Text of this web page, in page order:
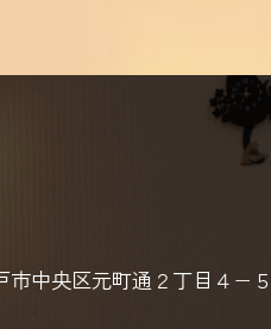
市中央区元町通２丁目４−５